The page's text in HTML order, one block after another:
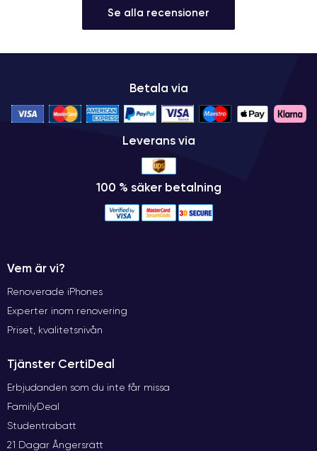
Se alla recensioner
Betala via
Leverans via
100 % säker betalning
Vem är vi?
Renoverade iPhones
Experter inom renovering
Priset, kvalitetsnivån
Tjänster CertiDeal
Erbjudanden som du inte får missa
FamilyDeal
Studentrabatt
21 Dagar Ångersrätt